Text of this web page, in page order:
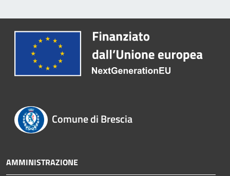
Comune di Brescia
AMMINISTRAZIONE